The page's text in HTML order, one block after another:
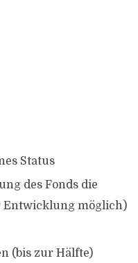
Status
des Fonds die
Entwicklung möglich)
(bis zur Hälfte)